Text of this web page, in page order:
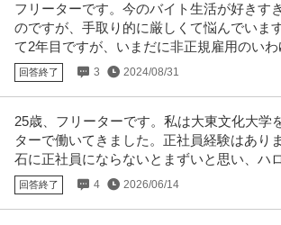
この条件
フリーターです。今のバイト生活が好きす
のですが、手取り的に厳しくて悩んでいま
て2年目ですが、いまだに非正規雇用のいわ
回答終了 3 2024/08/31
25歳、フリーターです。私は大東文化大学
ターで働いてきました。正社員経験はあり
石に正社員にならないとまずいと思い、ハ
回答終了 4 2026/06/14